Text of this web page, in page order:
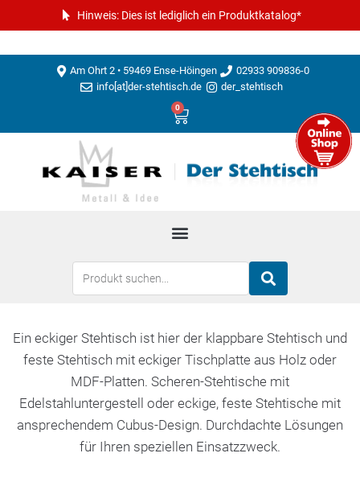
Hinweis: Dies ist lediglich ein Produktkatalog*
Am Ohrt 2 • 59469 Ense-Höingen
02933 909836-0
info[at]der-stehtisch.de
der_stehtisch
0
Ein eckiger Stehtisch ist hier der klappbare Stehtisch und
feste Stehtisch mit eckiger Tischplatte aus Holz oder
MDF-Platten. Scheren-Stehtische mit
Edelstahluntergestell oder eckige, feste Stehtische mit
ansprechendem Cubus-Design. Durchdachte Lösungen
für Ihren speziellen Einsatzzweck.